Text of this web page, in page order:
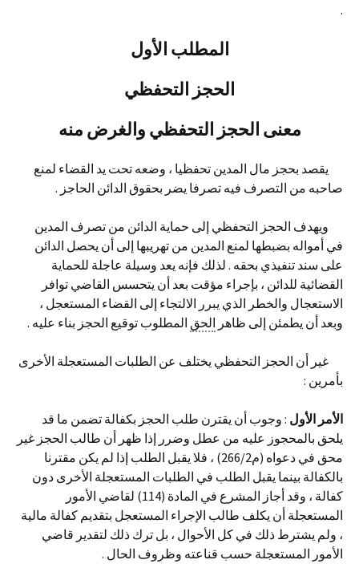
.
المطلب الأول
الحجز التحفظي
معنى الحجز التحفظي والغرض منه
يقصد بحجز مال المدين تحفظيا ، وضعه تحت يد القضاء لمنع
صاحبه من التصرف فيه تصرفا يضر بحقوق الدائن الحاجز .
ويهدف الحجز التحفظي إلى حماية الدائن من تصرف المدين
في أمواله بضبطها لمنع المدين من تهريبها إلى أن يحصل الدائن
على سند تنفيذي بحقه . لذلك فإنه يعد وسيلة عاجلة للحماية
القضائية للدائن ، بإجراء مؤقت بعد أن يتحسس القاضي توافر
الاستعجال والخطر الذي يبرر الالتجاء إلى القضاء المستعجل ،
وبعد أن يطمئن إلى ظاهر الحق المطلوب توقيع الحجز بناء عليه .
غير أن الحجز التحفظي يختلف عن الطلبات المستعجلة الأخرى
بأمرين :
الأمر الأول : وجوب أن يقترن طلب الحجز بكفالة تضمن ما قد
يلحق بالمحجوز عليه من عطل وضرر إذا ظهر أن طالب الحجز غير
محق في دعواه (م266/2) ، فلا يقبل الطلب إذا لم يكن مقترنا
بالكفالة بينما يقبل الطلب في الطلبات المستعجلة الأخرى دون
كفالة ، وقد أجاز المشرع في المادة (114) لقاضي الأمور
المستعجلة أن يكلف طالب الإجراء المستعجل بتقديم كفالة مالية
، ولم يشترط ذلك في كل الأحوال ، بل ترك ذلك لتقدير قاضي
الأمور المستعجلة حسب قناعته وظروف الحال .